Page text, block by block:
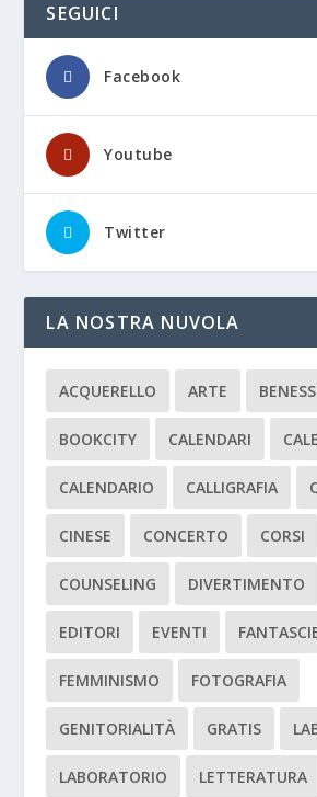
SEGUICI
Facebook
Youtube
Twitter
LA NOSTRA NUVOLA
ACQUERELLO ARTE
BOOKCITY CALENDARI
CALENDARIO CALLIGRAFIA
CINESE CONCERTO CORSI
COUNSELING DIVERTIMENTO
EDITORI EVENTI
FEMMINISMO FOTOGRAFIA
GENITORIALITÀ GRATIS
LABORATORIO LETTERATURA